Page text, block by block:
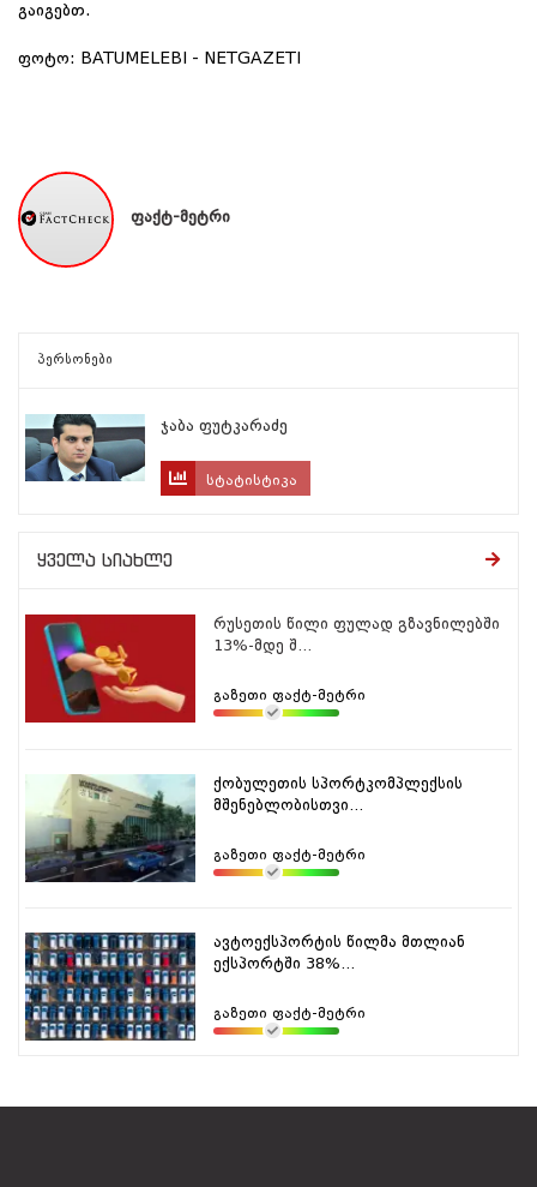
გაიგებთ.
ფოტო: BATUMELEBI - NETGAZETI
ფაქტ-მეტრი
პერსონები
ჯაბა ფუტკარაძე
სტატისტიკა
ყველა სიახლე
რუსეთის წილი ფულად გზავნილებში
13%-მდე შ...
გაზეთი ფაქტ-მეტრი
ქობულეთის სპორტკომპლექსის
მშენებლობისთვი...
გაზეთი ფაქტ-მეტრი
ავტოექსპორტის წილმა მთლიან
ექსპორტში 38%...
გაზეთი ფაქტ-მეტრი